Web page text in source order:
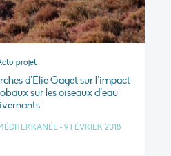
projet
d’Élie Gaget sur l’impact
sur les oiseaux d’eau
• 9 FÉVRIER 2018